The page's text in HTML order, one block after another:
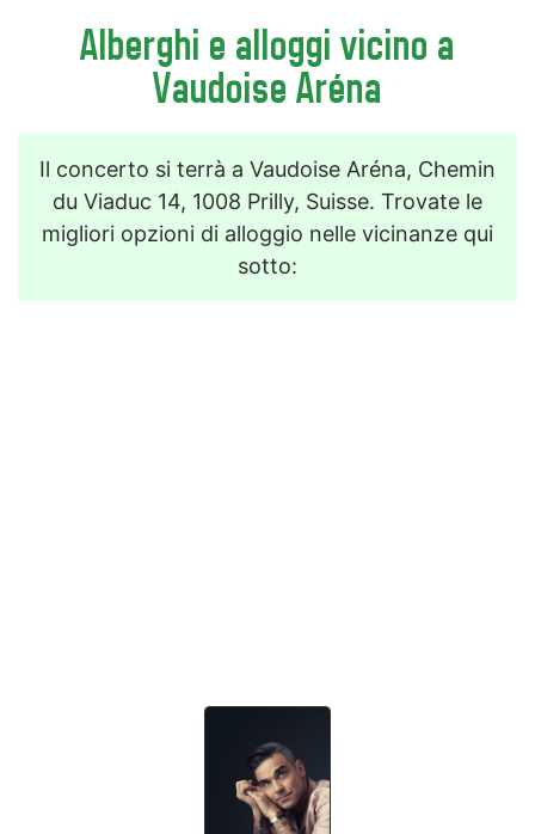
Alberghi e alloggi vicino a
Vaudoise Aréna
Il concerto si terrà a Vaudoise Aréna, Chemin
du Viaduc 14, 1008 Prilly, Suisse. Trovate le
migliori opzioni di alloggio nelle vicinanze qui
sotto: